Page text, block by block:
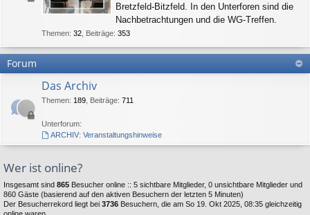
Bretzfeld-Bitzfeld. In den Unterforen sind die
Nachbetrachtungen und die WG-Treffen.
Themen: 32 Beiträge: 353
Forum
Das Archiv
Themen: 189 Beiträge: 711
Unterforum:
ARCHIV: Veranstaltungshinweise
Wer ist online?
Insgesamt sind 865 Besucher online :: 5 sichtbare Mitglieder, 0 unsichtbare Mitglieder und
860 Gäste (basierend auf den aktiven Besuchern der letzten 5 Minuten)
Der Besucherrekord liegt bei 3736 Besuchern, die am So 19. Okt 2025, 08:35 gleichzeitig